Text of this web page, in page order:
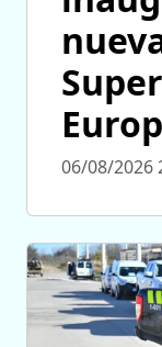
06/08/2026